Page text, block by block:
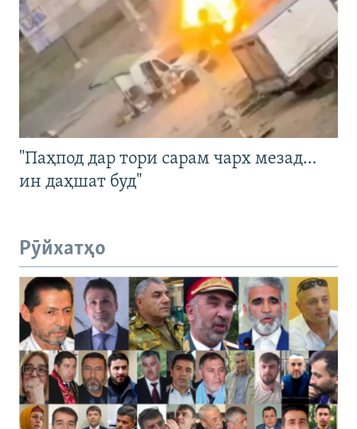
"Паҳпод дар тори сарам чарх мезад…
ин даҳшат буд"
Рӯйхатҳо